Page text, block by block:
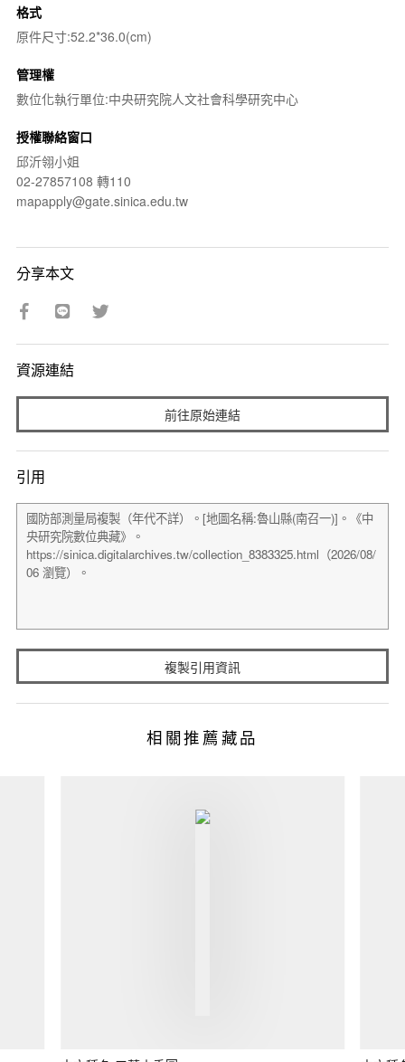
格式
原件尺寸:52.2*36.0(cm)
管理權
數位化執行單位:中央研究院人文社會科學研究中心
授權聯絡窗口
邱沂翎小姐
02-27857108 轉110
mapapply@gate.sinica.edu.tw
分享本文
資源連結
前往原始連結
引用
複製引用資訊
相關推薦藏品